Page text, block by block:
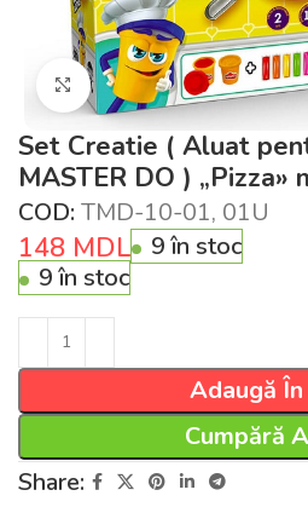
Click pentru a mări
Set Creatie ( Aluat
MASTER DO ) „Pizza»
COD: TMD-10-01, 01U
148 MDL
9 în stoc
9 în stoc
Adaugă În
Cumpără
Share: